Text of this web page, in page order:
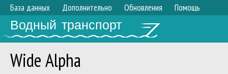
База данных Дополнительно Обновления Помощь
Водный транспорт
Wide Alpha